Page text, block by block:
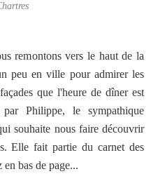
remontons vers le haut de la
peu en ville pour admirer les
que l'heure de dîner est
Philippe, le sympathique
souhaite nous faire découvrir
Elle fait partie du carnet des
en bas de page...